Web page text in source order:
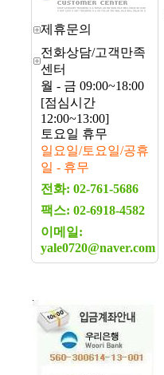
제휴문의
전화상담/고객만족
센터
월 - 금 09:00~18:00
[점심시간
12:00~13:00]
토요일 휴무
일요일/토요일/공휴
일 - 휴무
전화: 02-761-5686
팩스: 02-6918-4582
이메일:
yale0720@naver.com